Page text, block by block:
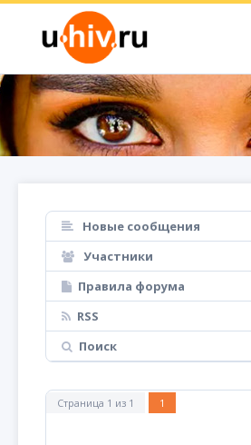
Новые сообщения
Участники
Правила форума
RSS
Поиск
Страница 1 из 1 1